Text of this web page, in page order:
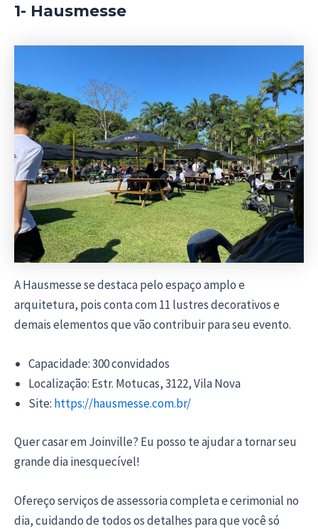
1- Hausmesse
A Hausmesse se destaca pelo espaço amplo e
arquitetura, pois conta com 11 lustres decorativos e
demais elementos que vão contribuir para seu evento.
Capacidade: 300 convidados
Localização: Estr. Motucas, 3122, Vila Nova
Site: https://hausmesse.com.br/
Quer casar em Joinville? Eu posso te ajudar a tornar seu
grande dia inesquecível!
Ofereço serviços de assessoria completa e cerimonial no
dia, cuidando de todos os detalhes para que você só